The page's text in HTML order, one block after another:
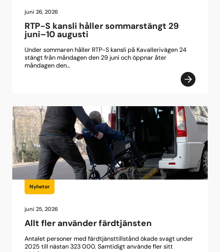
juni 26, 2026
RTP-S kansli håller sommarstängt 29
juni–10 augusti
Under sommaren håller RTP-S kansli på Kavallerivägen 24
stängt från måndagen den 29 juni och öppnar åter
måndagen den…
Nyheter
juni 25, 2026
Allt fler använder färdtjänsten
Antalet personer med färdtjänsttillstånd ökade svagt under
2025 till nästan 323 000. Samtidigt använde fler sitt